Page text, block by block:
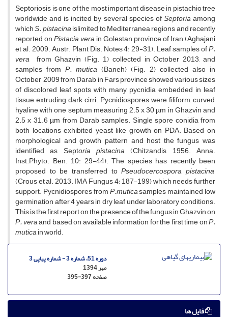
Septoriosis is one of the most important disease in pistachio tree
worldwide and is incited by several species ofSeptoriaamong
whichS. pistacinaislimited to Mediterranea regions and recently
reported onPistacia verain Golestan province of Iran (Aghajani
et al. 2009. Austr. Plant Dis. Notes 4: 29-31). Leaf samples ofP.
vera from Ghazvin (Fig. 1) collected in October 2013, and
samples from P. mutica (Baneh) (Fig. 2) collected also in
October 2009 from Darab in Fars province showed various sizes
of discolored leaf spots with many pycnidia embedded in leaf
tissue extruding dark cirri. Pycnidiospores were filiform, curved,
hyaline with one septum measuring 2.5 x 30 µm in Ghazvin and
2.5 x 31.6 µm from Darab samples. Single spore conidia from
both locations exhibited yeast like growth on PDA. Based on
morphological and growth pattern and host the fungus was
identified as Septoria pistacina(Chitzandis 1956. Anna.
Inst.Phyto. Ben. 10: 29-44). The species has recently been
proposed to be transferred toPseudocercospora pistacina
(Crous et al. 2013. IMA Fungus 4: 187-199) which needs further
support. Pycnidiospores fromP.muticasamples maintained low
germination after 4 years in dry leaf under laboratory conditions.
This is the first report on the presence of the fungus in Ghazvin on
P. veraand based on available information for the first time onP.
muticain world.
دوره 51، شماره 3 - شماره پیاپی 3
مهر 1394
صفحه395-397
فایل ها